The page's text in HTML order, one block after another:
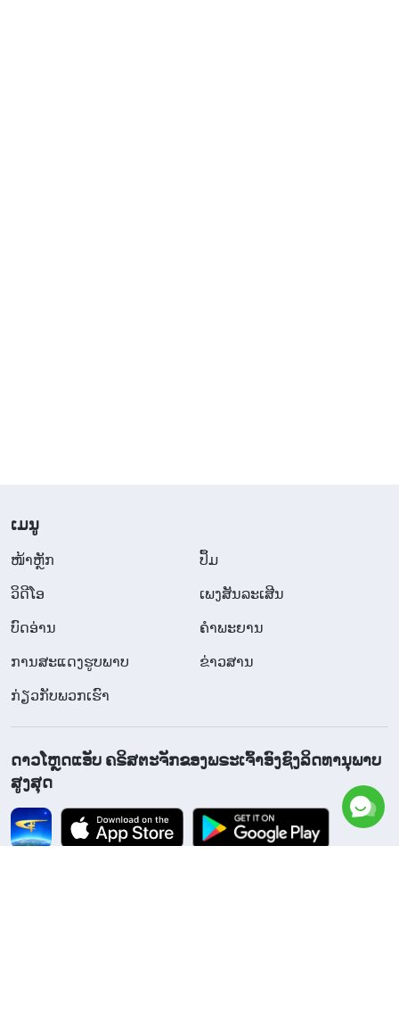
​ເມ​ນູ
​ໜ້າຫຼັກ
ປຶ້ມ
ວິ​ດີ​ໂອ
ເພງສັນລະເສີນ
ບົດອ່ານ
ຄຳພະຍານ
ການສະແດງຮູບພາບ
ຂ່າວສານ
ກ່ຽວກັບພວກເຮົາ
ດາວໂຫຼດແອັບ ຄຣິສຕະຈັກຂອງພຣະເຈົ້າອົງຊົງລິດທານຸພາບ
ສູງສຸດ